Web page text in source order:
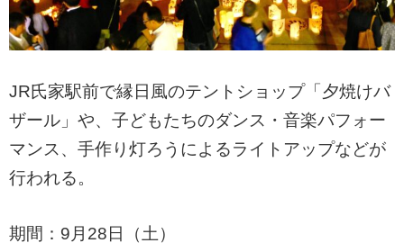
JR氏家駅前で縁日風のテントショップ「夕焼けバ
ザール」や、子どもたちのダンス・音楽パフォー
マンス、手作り灯ろうによるライトアップなどが
行われる。
期間：9月28日（土）